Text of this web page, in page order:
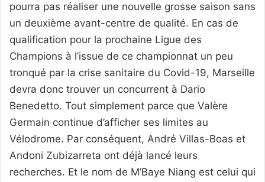
pourra pas réaliser une nouvelle grosse saison sans
un deuxième avant-centre de qualité. En cas de
qualification pour la prochaine Ligue des
Champions à l’issue de ce championnat un peu
tronqué par la crise sanitaire du Covid-19, Marseille
devra donc trouver un concurrent à Dario
Benedetto. Tout simplement parce que Valère
Germain continue d’afficher ses limites au
Vélodrome. Par conséquent, André Villas-Boas et
Andoni Zubizarreta ont déjà lancé leurs
recherches. Et le nom de M’Baye Niang est celui qui